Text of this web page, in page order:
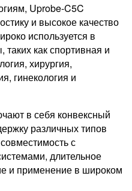
Uprobe-C5C
и высокое качество
используется в
как спортивная и
хирургия,
гинекология и
в себя конвексный
различных типов
с
длительное
и применение в широком